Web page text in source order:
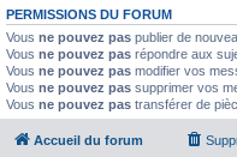
PERMISSIONS DU FORUM
Vous ne pouvez pas publier de
Vous ne pouvez pas répondre aux
Vous ne pouvez pas modifier vos
Vous ne pouvez pas supprimer vos
Vous ne pouvez pas transférer de
Accueil du forum